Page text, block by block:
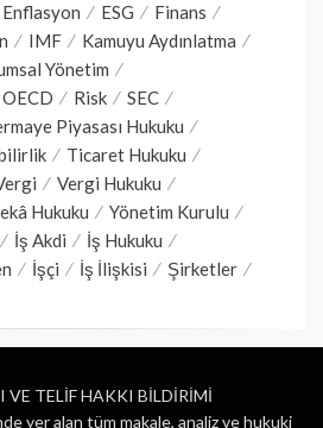
Enflasyon ESG
Finans
IMF
Kamuyu Aydınlatma
Yönetim
OECD Risk
SEC
Piyasası Hukuku
Ticaret Hukuku
Vergi Hukuku
Hukuku
Yönetim Kurulu
İş Akdi
İş Hukuku
İşçi İş İlişkisi
Şirketler
VE TELİF HAKKI BİLDİRİMİ
yer alan tüm makale, analiz ve hukuki